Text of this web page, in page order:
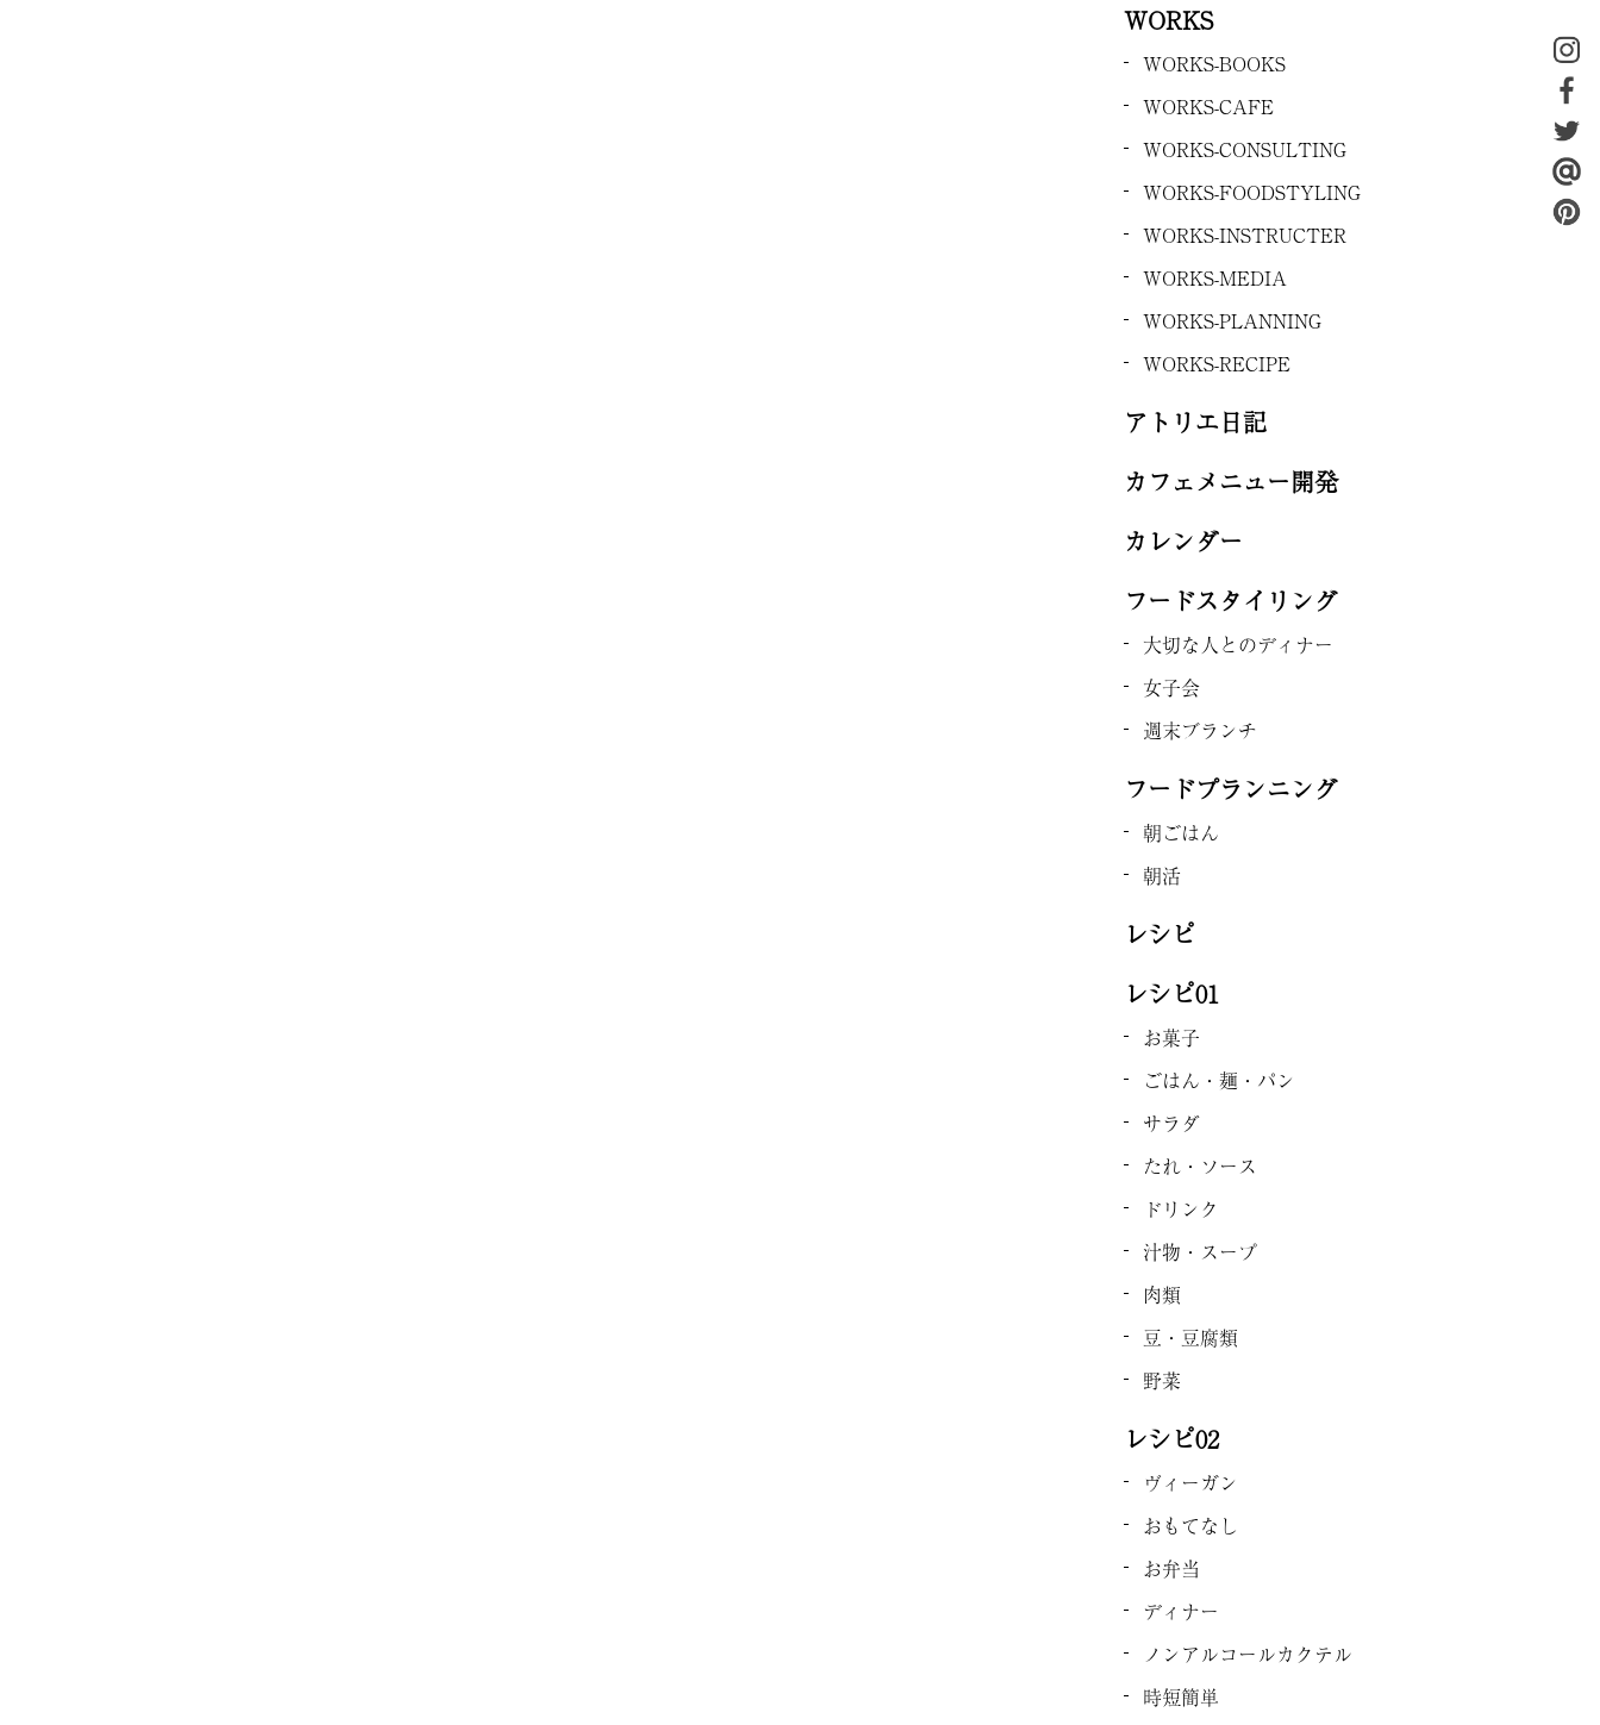
WORKS
WORKS-BOOKS
WORKS-CAFE
WORKS-CONSULTING
WORKS-FOODSTYLING
WORKS-INSTRUCTER
WORKS-MEDIA
WORKS-PLANNING
WORKS-RECIPE
アトリエ日記
カフェメニュー開発
カレンダー
フードスタイリング
大切な人とのディナー
女子会
週末ブランチ
フードプランニング
朝ごはん
朝活
レシピ
レシピ01
お菓子
ごはん・麺・パン
サラダ
たれ・ソース
ドリンク
汁物・スープ
肉類
豆・豆腐類
野菜
レシピ02
ヴィーガン
おもてなし
お弁当
ディナー
ノンアルコールカクテル
時短簡単